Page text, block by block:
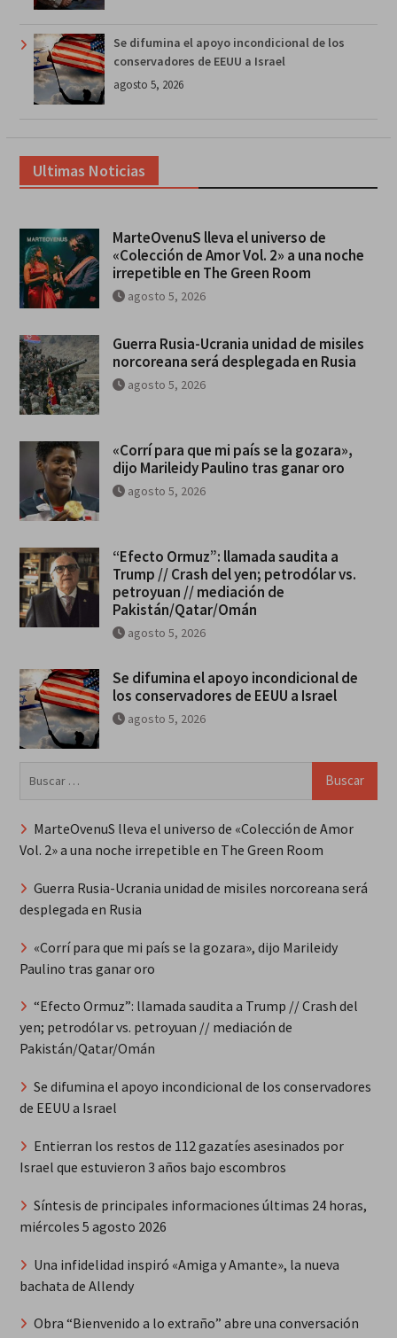
Se difumina el apoyo incondicional de los
conservadores de EEUU a Israel
agosto 5, 2026
Ultimas Noticias
MarteOvenuS lleva el universo de
«Colección de Amor Vol. 2» a una noche
irrepetible en The Green Room
agosto 5, 2026
Guerra Rusia-Ucrania unidad de misiles
norcoreana será desplegada en Rusia
agosto 5, 2026
«Corrí para que mi país se la gozara»,
dijo Marileidy Paulino tras ganar oro
agosto 5, 2026
“Efecto Ormuz”: llamada saudita a
Trump // Crash del yen; petrodólar vs.
petroyuan // mediación de
Pakistán/Qatar/Omán
agosto 5, 2026
Se difumina el apoyo incondicional de
los conservadores de EEUU a Israel
agosto 5, 2026
MarteOvenuS lleva el universo de «Colección de Amor
Vol. 2» a una noche irrepetible en The Green Room
Guerra Rusia-Ucrania unidad de misiles norcoreana será
desplegada en Rusia
«Corrí para que mi país se la gozara», dijo Marileidy
Paulino tras ganar oro
“Efecto Ormuz”: llamada saudita a Trump // Crash del
yen; petrodólar vs. petroyuan // mediación de
Pakistán/Qatar/Omán
Se difumina el apoyo incondicional de los conservadores
de EEUU a Israel
Entierran los restos de 112 gazatíes asesinados por
Israel que estuvieron 3 años bajo escombros
Síntesis de principales informaciones últimas 24 horas,
miércoles 5 agosto 2026
Una infidelidad inspiró «Amiga y Amante», la nueva
bachata de Allendy
Obra “Bienvenido a lo extraño” abre una conversación